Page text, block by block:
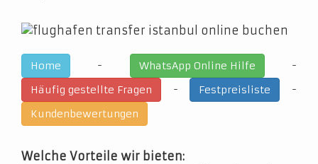
Home - WhatsApp Online Hilfe
-
Häufig gestellte Fragen
- Festpreisliste
-
Kundenbewertungen
Welche Vorteile wir bieten: